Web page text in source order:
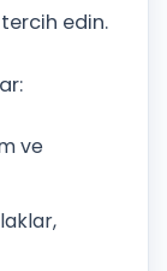
edin.
ve